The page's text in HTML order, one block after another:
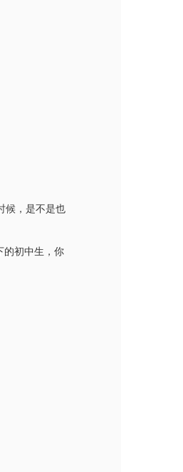
候，是不是也
的初中生，你